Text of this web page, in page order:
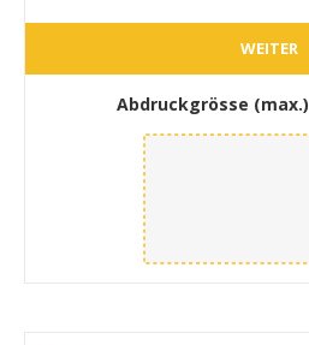
WEITER
Abdruckgrösse (max.)